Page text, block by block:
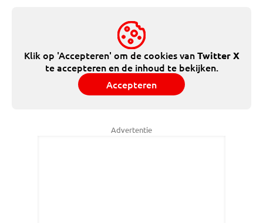
Klik op 'Accepteren' om de cookies vanTwitter X
te accepteren en de inhoud te bekijken.
Accepteren
Advertentie